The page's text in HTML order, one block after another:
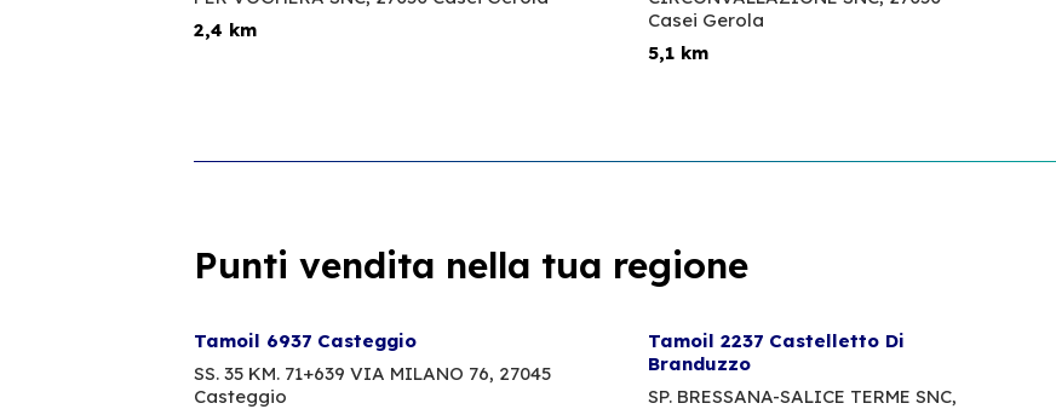
2,4 km
Casei Gerola
5,1 km
Punti vendita nella tua regione
Tamoil 6937 Casteggio
SS. 35 KM. 71+639 VIA MILANO 76, 27045
Casteggio
Tamoil 2237 Castelletto Di
Branduzzo
SP. BRESSANA-SALICE TERME SNC,